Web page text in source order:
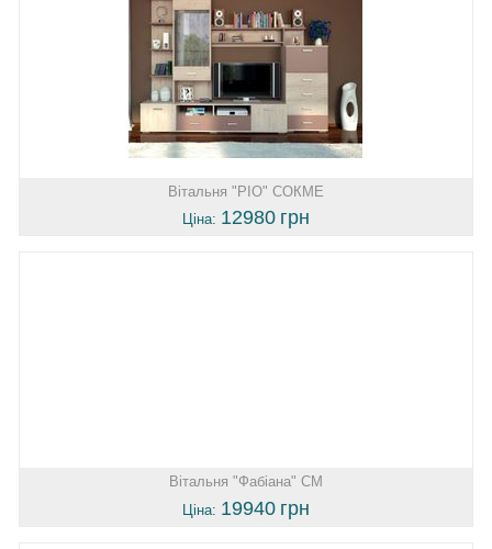
Вітальня "РІО" СОКМЕ
Ціна: 12980 грн
Вітальня "Фабіана" СМ
Ціна: 19940 грн